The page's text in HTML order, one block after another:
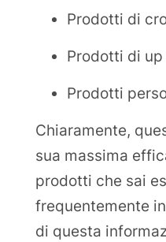
Prodotti di
Prodotti di up
Prodotti
Chiaramente,
sua massima
prodotti che sai
frequentemente
di questa